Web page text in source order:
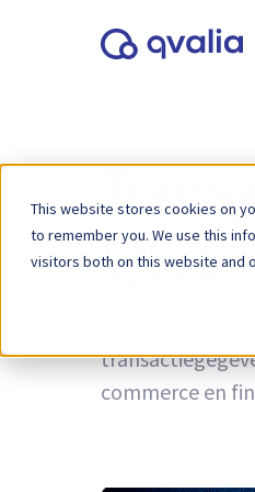
This website stores cookies on
to remember you. We use this
visitors both on this website and
Inzichten in
commerce en